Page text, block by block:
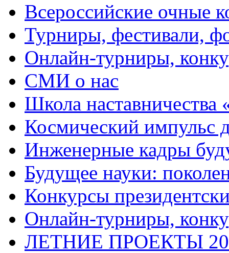
Всероссийские очные
Турниры, фестивали,
Онлайн-турниры,
СМИ о нас
Школа
Космический импульс
Инженерные кадры
Будущее науки:
Конкурсы
Онлайн-турниры,
ЛЕТНИЕ ПРОЕКТЫ